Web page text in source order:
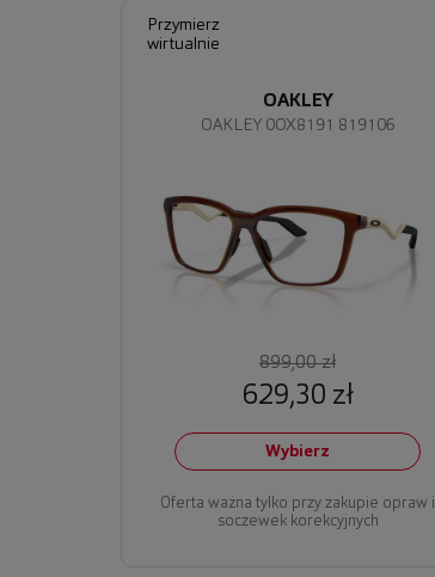
Przymierz
wirtualnie
OAKLEY 0OX8191 819106
OAKLEY
899,00 zł
629,30 zł
Wybierz
Oferta ważna tylko przy zakupie opraw i
soczewek korekcyjnych